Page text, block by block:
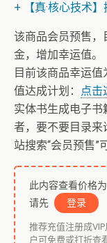
+ 【真·核心技术
该商品会员预售，
金，增加幸运值。
目前该商品幸运
值达成计划：
点击
实体书生成电子
者，要不要目录
站搜索“会员预售”
此内容查看价格为
请先
登录
推荐充值注册成
户可免费或打折查